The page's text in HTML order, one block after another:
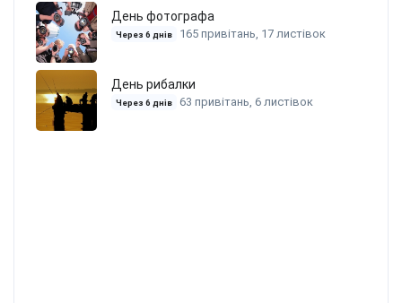
День фотографа
Через 6 днів 165 привітань, 17 листівок
День рибалки
Через 6 днів 63 привітань, 6 листівок